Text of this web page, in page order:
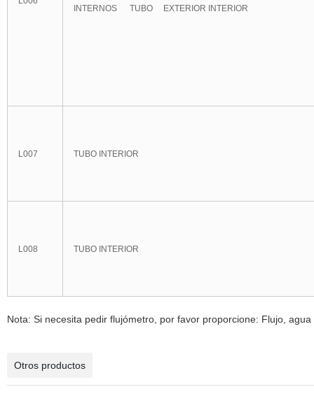
INTERNOS TUBO EXTERIOR INTERIOR
L007 TUBO INTERIOR
L008 TUBO INTERIOR
Nota: Si necesita pedir flujómetro, por favor proporcione: Flujo,
Otros productos